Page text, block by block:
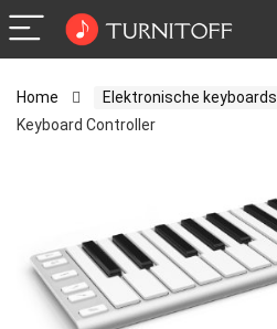
Home Elektronische keyboards
Keyboard Controller